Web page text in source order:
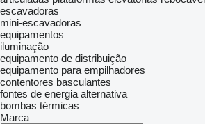
escavadoras
mini-escavadoras
equipamentos
iluminação
equipamento de distribuição
equipamento para empilhadores
contentores basculantes
fontes de energia alternativa
bombas térmicas
Marca